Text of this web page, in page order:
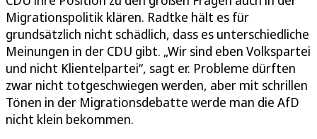
Migrationspolitik klären. Radtke hält es für
grundsätzlich nicht schädlich, dass es unterschiedliche
Meinungen in der CDU gibt. „Wir sind eben Volkspartei
und nicht Klientelpartei“, sagt er. Probleme dürften
zwar nicht totgeschwiegen werden, aber mit schrillen
Tönen in der Migrationsdebatte werde man die AfD
nicht klein bekommen.